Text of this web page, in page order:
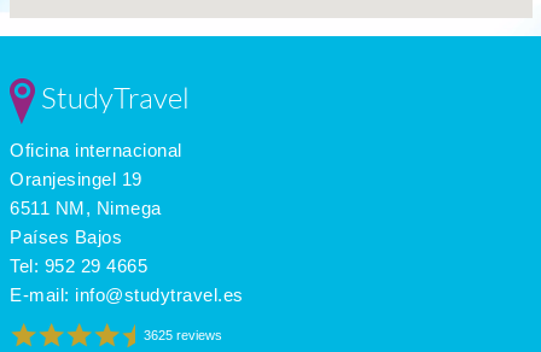
StudyTravel
Oficina internacional
Oranjesingel 19
6511 NM, Nimega
Países Bajos
Tel: 952 29 4665
E-mail: info@studytravel.es
3625 reviews